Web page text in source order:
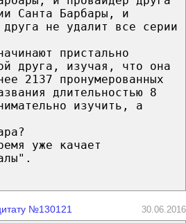
Санта Барбары, и
друга не удалит все серии
пристально
друга, изучая, что она
2137 пронумерованных
длительностью 8
изучить, а
уже качает
№130121 30.06.2016